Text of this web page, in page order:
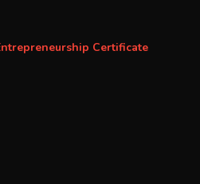
Certificate